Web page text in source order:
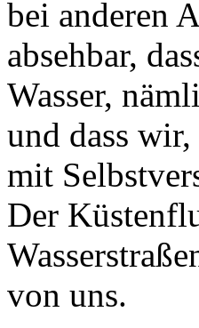
bei anderen
absehbar,
Wasser,
und dass
mit
Der
von uns.